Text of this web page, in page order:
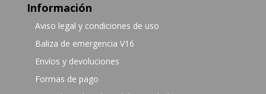
Información
Aviso legal y condiciones de uso
Baliza de emergencia V16
Envíos y devoluciones
Formas de pago